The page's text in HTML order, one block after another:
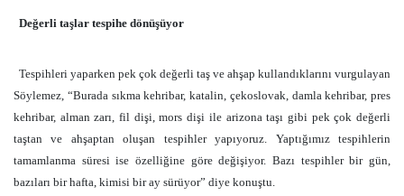
Değerli taşlar tespihe dönüşüyor
Tespihleri yaparken pek çok değerli taş ve ahşap kullandıklarını vurgulayan
Söylemez, “Burada sıkma kehribar, katalin, çekoslovak, damla kehribar, pres
kehribar, alman zarı, fil dişi, mors dişi ile arizona taşı gibi pek çok değerli
taştan ve ahşaptan oluşan tespihler yapıyoruz. Yaptığımız tespihlerin
tamamlanma süresi ise özelliğine göre değişiyor. Bazı tespihler bir gün,
bazıları bir hafta, kimisi bir ay sürüyor” diye konuştu.